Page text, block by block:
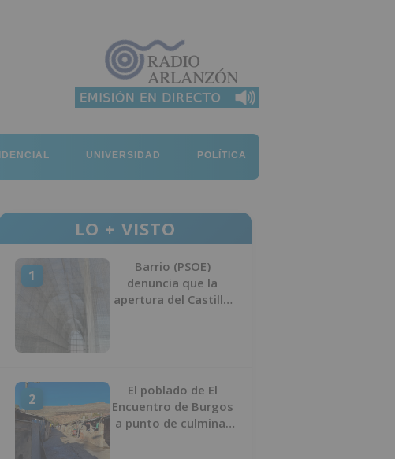
UNIVERSIDAD POLÍTICA
LO + VISTO
1
Barrio (PSOE)
denuncia que la
apertura del Castillo
2
El poblado de El
Encuentro de Burgos
a punto de culminar